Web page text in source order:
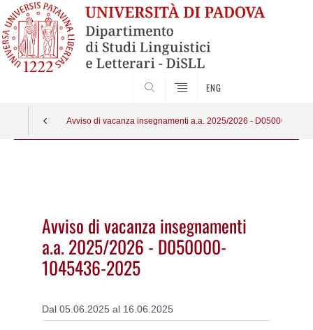
ENG
Avviso di vacanza insegnamenti a.a. 2025/2026 - D050000-
Avviso di vacanza insegnamenti
a.a. 2025/2026 - D050000-
1045436-2025
Dal 05.06.2025 al 16.06.2025